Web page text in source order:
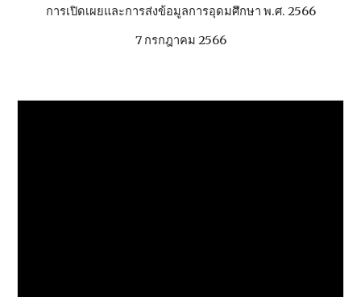
การเปิดเผยและการส่งข้อมูลการอุดมศึกษา พ.ศ. 2566
7 กรกฎาคม 2566